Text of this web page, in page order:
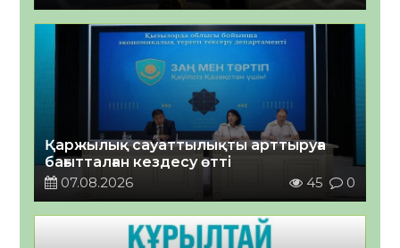
Қаржылық сауаттылықты арттыруға
бағытталған кездесу өтті
07.08.2026
45 0